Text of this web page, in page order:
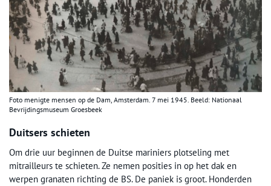
Foto menigte mensen op de Dam, Amsterdam. 7 mei 1945. Beeld: Nationaal
Bevrijdingsmuseum Groesbeek
Duitsers schieten
Om drie uur beginnen de Duitse mariniers plotseling met
mitrailleurs te schieten. Ze nemen posities in op het dak en
werpen granaten richting de BS. De paniek is groot. Honderden